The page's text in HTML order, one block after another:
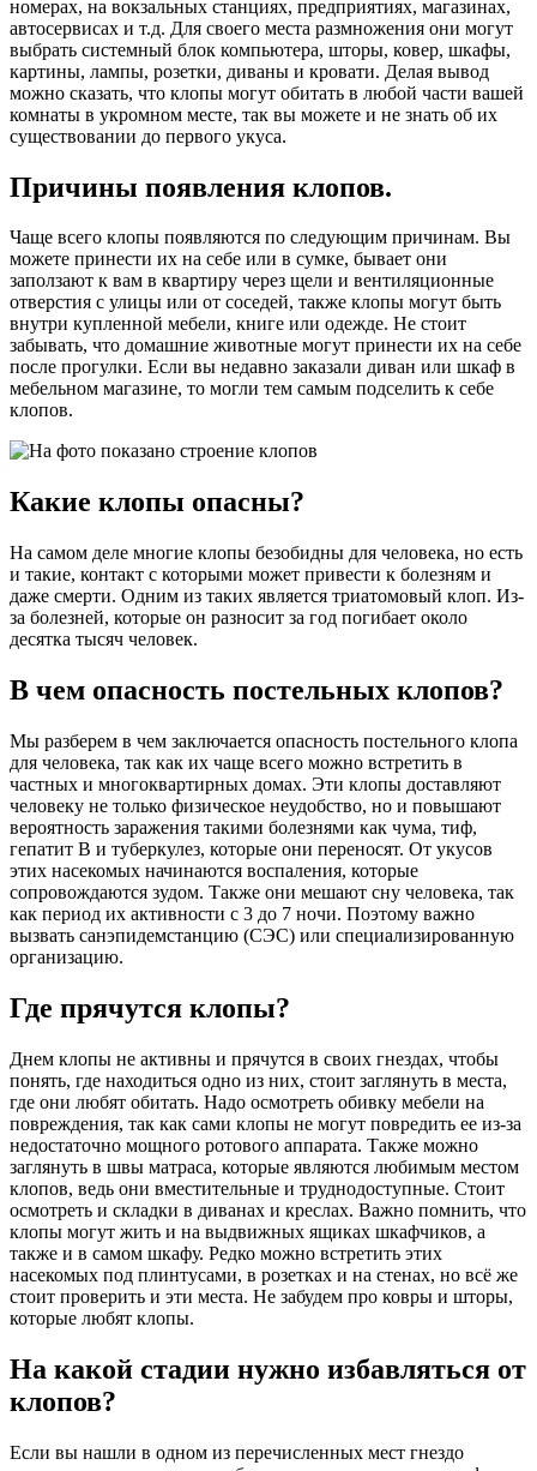
номерах, на вокзальных станциях, предприятиях, магазинах,
автосервисах и т.д. Для своего места размножения они могут
выбрать системный блок компьютера, шторы, ковер, шкафы,
картины, лампы, розетки, диваны и кровати. Делая вывод
можно сказать, что клопы могут обитать в любой части вашей
комнаты в укромном месте, так вы можете и не знать об их
существовании до первого укуса.
Причины появления клопов.
Чаще всего клопы появляются по следующим причинам. Вы
можете принести их на себе или в сумке, бывает они
заползают к вам в квартиру через щели и вентиляционные
отверстия с улицы или от соседей, также клопы могут быть
внутри купленной мебели, книге или одежде. Не стоит
забывать, что домашние животные могут принести их на себе
после прогулки. Если вы недавно заказали диван или шкаф в
мебельном магазине, то могли тем самым подселить к себе
клопов.
Какие клопы опасны?
На самом деле многие клопы безобидны для человека, но есть
и такие, контакт с которыми может привести к болезням и
даже смерти. Одним из таких является триатомовый клоп. Из-
за болезней, которые он разносит за год погибает около
десятка тысяч человек.
В чем опасность постельных клопов?
Мы разберем в чем заключается опасность постельного клопа
для человека, так как их чаще всего можно встретить в
частных и многоквартирных домах. Эти клопы доставляют
человеку не только физическое неудобство, но и повышают
вероятность заражения такими болезнями как чума, тиф,
гепатит В и туберкулез, которые они переносят. От укусов
этих насекомых начинаются воспаления, которые
сопровождаются зудом. Также они мешают сну человека, так
как период их активности с 3 до 7 ночи. Поэтому важно
вызвать санэпидемстанцию (СЭС) или специализированную
организацию.
Где прячутся клопы?
Днем клопы не активны и прячутся в своих гнездах, чтобы
понять, где находиться одно из них, стоит заглянуть в места,
где они любят обитать. Надо осмотреть обивку мебели на
повреждения, так как сами клопы не могут повредить ее из-за
недостаточно мощного ротового аппарата. Также можно
заглянуть в швы матраса, которые являются любимым местом
клопов, ведь они вместительные и труднодоступные. Стоит
осмотреть и складки в диванах и креслах. Важно помнить, что
клопы могут жить и на выдвижных ящиках шкафчиков, а
также и в самом шкафу. Редко можно встретить этих
насекомых под плинтусами, в розетках и на стенах, но всё же
стоит проверить и эти места. Не забудем про ковры и шторы,
которые любят клопы.
На какой стадии нужно избавляться от
клопов?
Если вы нашли в одном из перечисленных мест гнездо